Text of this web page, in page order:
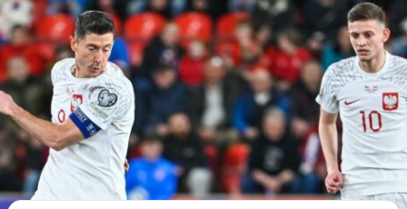
CONMEBOL LIBERTADORES
FUTEBOL NACIONAL
FUTEBOL INTERNACIONAL
COMO APOSTAR
MAIS ESPORTES